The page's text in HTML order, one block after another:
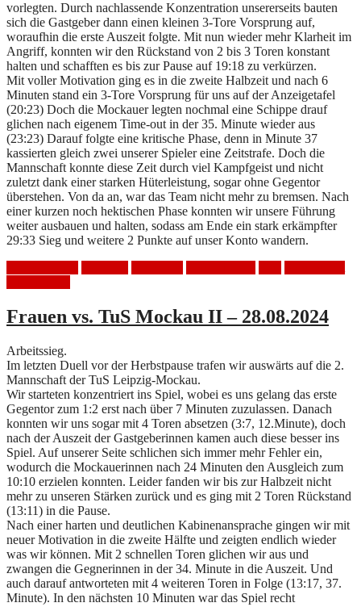
vorlegten. Durch nachlassende Konzentration unsererseits bauten
sich die Gastgeber dann einen kleinen 3-Tore Vorsprung auf,
woraufhin die erste Auszeit folgte. Mit nun wieder mehr Klarheit im
Angriff, konnten wir den Rückstand von 2 bis 3 Toren konstant
halten und schafften es bis zur Pause auf 19:18 zu verkürzen.
Mit voller Motivation ging es in die zweite Halbzeit und nach 6
Minuten stand ein 3-Tore Vorsprung für uns auf der Anzeigetafel
(20:23) Doch die Mockauer legten nochmal eine Schippe drauf
glichen nach eigenem Time-out in der 35. Minute wieder aus
(23:23) Darauf folgte eine kritische Phase, denn in Minute 37
kassierten gleich zwei unserer Spieler eine Zeitstrafe. Doch die
Mannschaft konnte diese Zeit durch viel Kampfgeist und nicht
zuletzt dank einer starken Hüterleistung, sogar ohne Gegentor
überstehen. Von da an, war das Team nicht mehr zu bremsen. Nach
einer kurzen noch hektischen Phase konnten wir unsere Führung
weiter ausbauen und halten, sodass am Ende ein stark erkämpfter
29:33 Sieg und weitere 2 Punkte auf unser Konto wandern.
Frauen vs. TuS Mockau II – 28.08.2024
Arbeitssieg.
Im letzten Duell vor der Herbstpause trafen wir auswärts auf die 2.
Mannschaft der TuS Leipzig-Mockau.
Wir starteten konzentriert ins Spiel, wobei es uns gelang das erste
Gegentor zum 1:2 erst nach über 7 Minuten zuzulassen. Danach
konnten wir uns sogar mit 4 Toren absetzen (3:7, 12.Minute), doch
nach der Auszeit der Gastgeberinnen kamen auch diese besser ins
Spiel. Auf unserer Seite schlichen sich immer mehr Fehler ein,
wodurch die Mockauerinnen nach 24 Minuten den Ausgleich zum
10:10 erzielen konnten. Leider fanden wir bis zur Halbzeit nicht
mehr zu unseren Stärken zurück und es ging mit 2 Toren Rückstand
(13:11) in die Pause.
Nach einer harten und deutlichen Kabinenansprache gingen wir mit
neuer Motivation in die zweite Hälfte und zeigten endlich wieder
was wir können. Mit 2 schnellen Toren glichen wir aus und
zwangen die Gegnerinnen in der 34. Minute in die Auszeit. Und
auch darauf antworteten mit 4 weiteren Toren in Folge (13:17, 37.
Minute). In den nächsten 10 Minuten war das Spiel recht